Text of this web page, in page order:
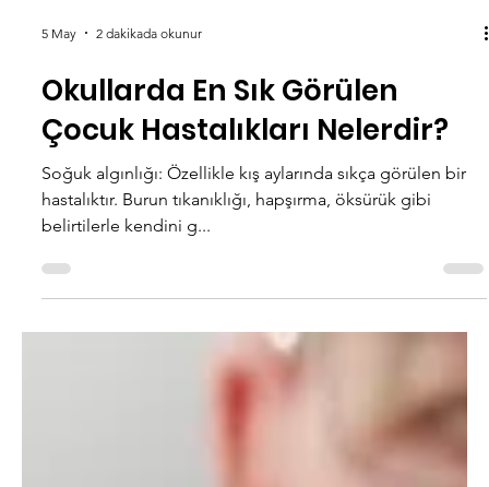
5 May 2 dakikada okunur
Okullarda En Sık Görülen
Çocuk Hastalıkları Nelerdir?
Soğuk algınlığı: Özellikle kış aylarında sıkça görülen bir
hastalıktır. Burun tıkanıklığı, hapşırma, öksürük gibi